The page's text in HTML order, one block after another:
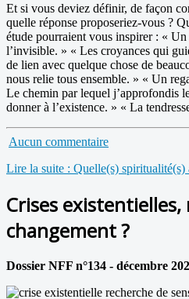
Et si vous deviez définir, de façon
quelle réponse proposeriez-vous ?
étude pourraient vous inspirer : «
l’invisible. » « Les croyances qui
de lien avec quelque chose de
nous relie tous ensemble. » « Un
Le chemin par lequel j’approfondis
donner à l’existence. » « La
Aucun commentaire
Lire la suite : Quelle(s) spiritualité(s)
Crises
changement ?
Dossier NFF n°134 - décembre